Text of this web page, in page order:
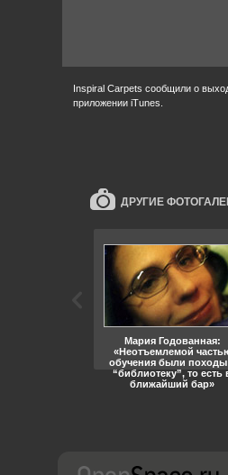
Inspiral Carpets сообщили о
приложении iTunes.
ДРУГИЕ
Мария Годованная:
«Неотъемлемой
обучения были походы
“библиотеку”, то есть
ближайший бар»